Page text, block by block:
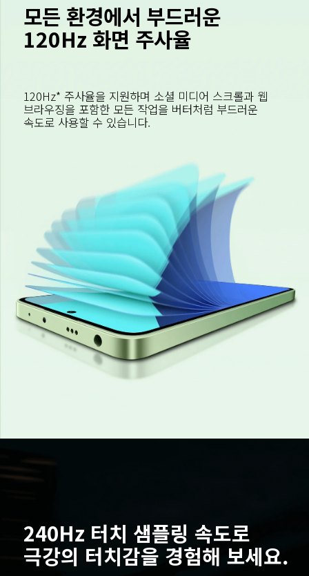
모든 환경에서 부드러운
120Hz 화면 주사율
120Hz* 주사율을 지원하며 소셜 미디어 스크롤과 웹
브라우징을 포함한 모든 작업을 버터처럼 부드러운
속도로 사용할 수 있습니다.
240Hz 터치 샘플링 속도로